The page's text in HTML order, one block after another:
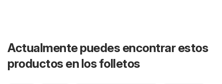
Actualmente puedes encontrar estos
productos en los folletos